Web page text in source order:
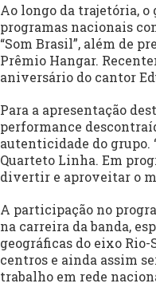
Ao longo da trajetória,
programas nacionais
“Som Brasil”, além de
Prêmio Hangar.
aniversário do cantor
Para a apresentação
performance
autenticidade do grupo.
Quarteto Linha. Em
divertir e aproveitar o
A participação no
na carreira da banda,
geográficas do eixo Rio-
centros e ainda assim
trabalho em rede